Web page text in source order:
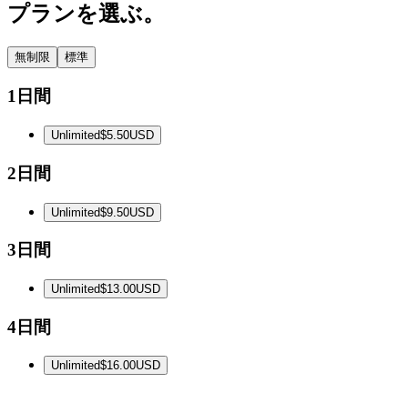
プランを選ぶ。
無制限 標準
1日間
Unlimited$5.50USD
2日間
Unlimited$9.50USD
3日間
Unlimited$13.00USD
4日間
Unlimited$16.00USD